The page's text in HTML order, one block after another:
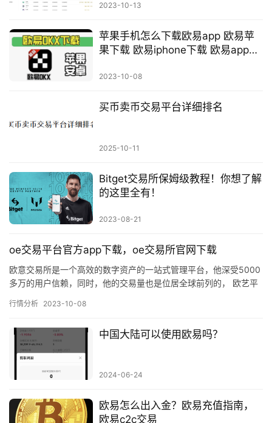
2023-10-13
苹果手机怎么下载欧易app 欧易苹
果下载 欧易iphone下载 欧易app苹
2023-10-08
买币卖币交易平台详细排名
2025-10-11
Bitget交易所保姆级教程！你想了解
的这里全有！
2023-08-21
oe交易平台官方app下载，oe交易所官网下载
欧意交易所是一个高效的数字资产的一站式管理平台，他深受5000
多万的用户信赖，同时，他的交易量也是位居全球前列的， 欧艺平
行情分析 2023-10-08
中国大陆可以使用欧易吗？
2024-06-24
欧易怎么出入金？欧易充值指南，
欧易c2c交易